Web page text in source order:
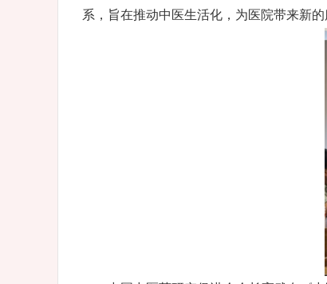
系，旨在推动中医生活化，为医院带来新的